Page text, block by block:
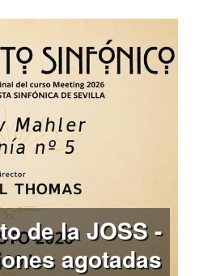
de la JOSS -
agotadas